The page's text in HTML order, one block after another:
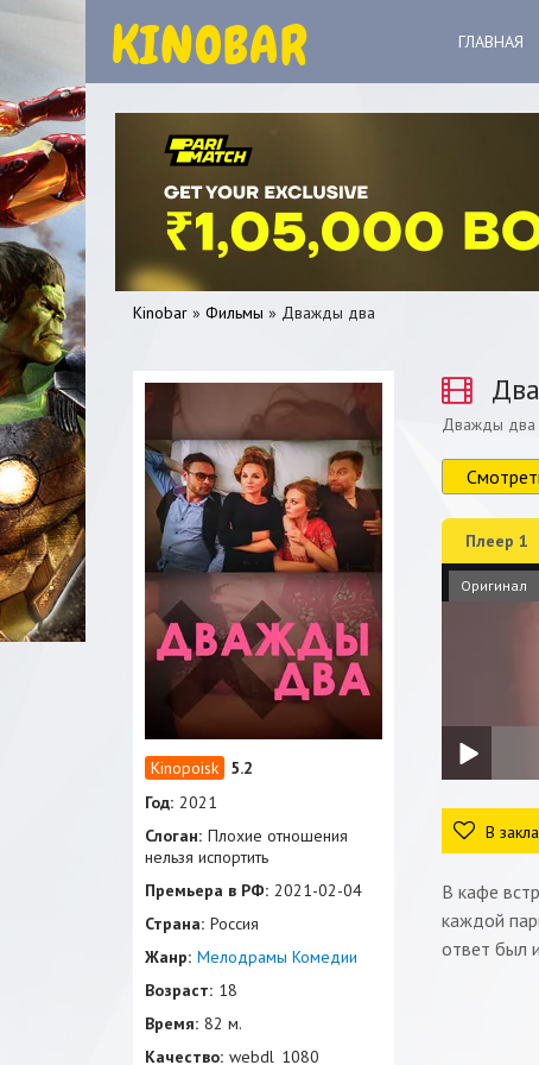
ГЛАВНАЯ
Kinobar » Фильмы » Дважды два
Дважды два
0
1 2 3 4 5
Плеер 1
Оригинал
В
В кафе
каждой
ответ был
5.2
Год: 2021
Слоган: Плохие отношения
нельзя испортить
Премьера в РФ: 2021-02-04
Страна: Россия
Жанр: Мелодрамы Комедии
Возраст: 18
Время: 82 м.
Качество: webdl_1080